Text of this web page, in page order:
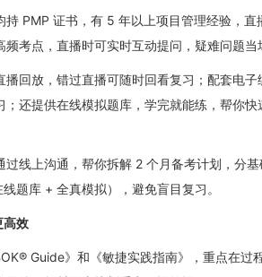
持 PMP 证书，有 5 年以上项目管理经验，
考点，直播时可实时互动提问，疑难问题当
播回放，错过直播可随时回看复习；配套电
；还提供在线模拟题库，学完就能练，帮你
过线上沟通，帮你拆解 2 个月备考计划，分
题库 + 全真模拟），避免盲目复习。
高效
Guide》和《敏捷实践指南》，重点在